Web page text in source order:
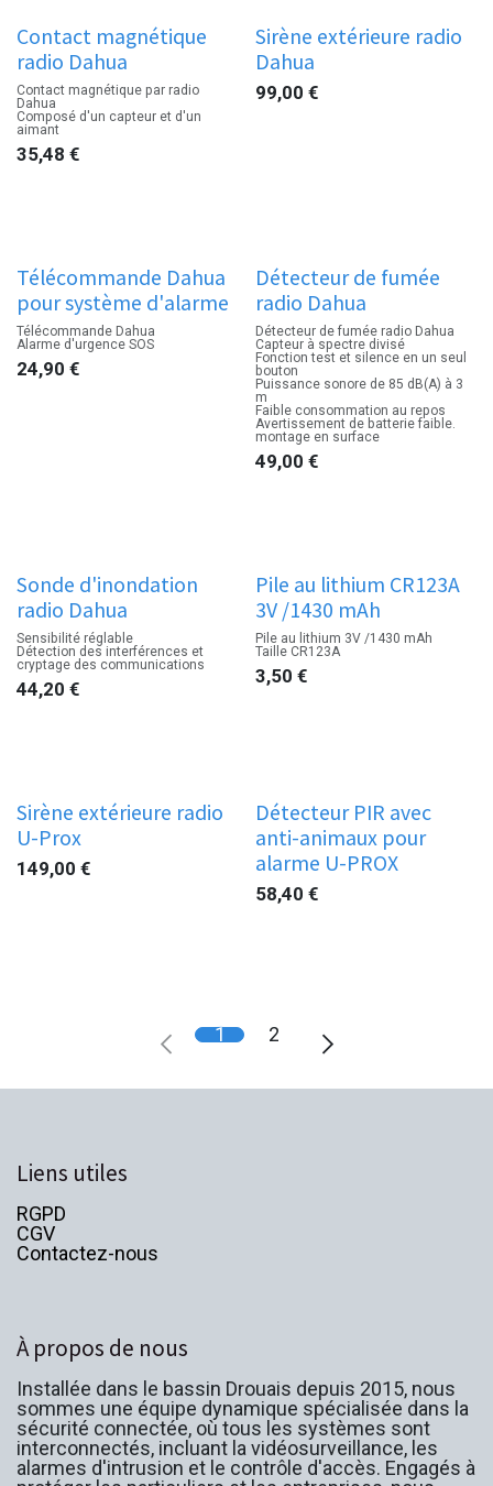
Contact magnétique
radio Dahua
Contact magnétique par radio
Dahua
Composé d'un capteur et d'un
aimant
35,48 €
Sirène extérieure radio
Dahua
99,00 €
Télécommande Dahua
pour système d'alarme
Télécommande Dahua
Alarme d'urgence SOS
24,90 €
Détecteur de fumée
radio Dahua
Détecteur de fumée radio Dahua
Capteur à spectre divisé
Fonction test et silence en un seul
bouton
Puissance sonore de 85 dB(A) à 3
m
Faible consommation au repos
Avertissement de batterie faible.
montage en surface
49,00 €
Sonde d'inondation
radio Dahua
Sensibilité réglable
Détection des interférences et
cryptage des communications
44,20 €
Pile au lithium CR123A
3V /1430 mAh
Pile au lithium 3V /1430 mAh
Taille CR123A
3,50 €
Sirène extérieure radio
U-Prox
149,00 €
Détecteur PIR avec
anti-animaux pour
alarme U-PROX
58,40 €
1 2
Liens utiles
RGPD
CGV
Contactez-nous
À propos de nous
Installée dans le bassin Drouais depuis 2015, nous
sommes une équipe dynamique spécialisée dans la
sécurité connectée, où tous les systèmes sont
interconnectés, incluant la vidéosurveillance, les
alarmes d'intrusion et le contrôle d'accès. Engagés à